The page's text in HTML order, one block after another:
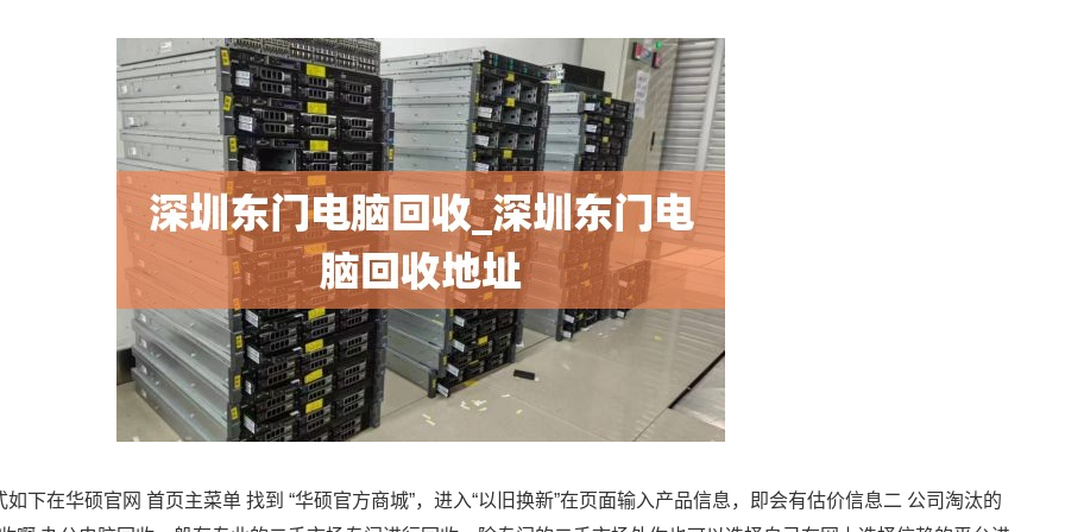
下在华硕官网 首页主菜单 找到 “华硕官方商城”，进入“以旧换新”在页面输入产品信息，即会有估价信息二 公司淘汰的